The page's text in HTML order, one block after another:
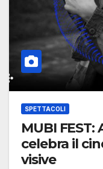
SPETTACOLI
MUBI FEST:
celebra il
visive